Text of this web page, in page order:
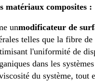
matériaux composites :
unmodificateur de
telles que la fibre
l'uniformité de
dans les
du système, tout